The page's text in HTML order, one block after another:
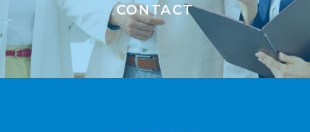
CONTACT